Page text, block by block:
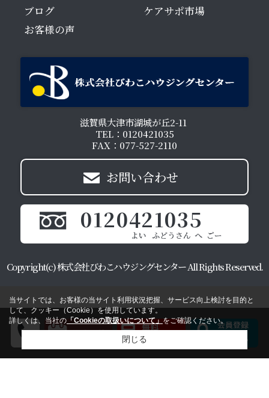
ブログ
お客様の声
ケアサポ市場
滋賀県大津市湖城が丘2-11
TEL：0120421035
FAX：077-527-2110
お問い合わせ
0120421035
Copyright(c) 株式会社びわこハウジングセンター All Rights Reserved.
当サイトでは、お客様の当サイト利用状況把握、サービス向上検討を目的と
して、クッキー（Cookie）を使用しています。
詳しくは、当社の 「Cookieの取扱いについて」 をご確認ください。
閉じる